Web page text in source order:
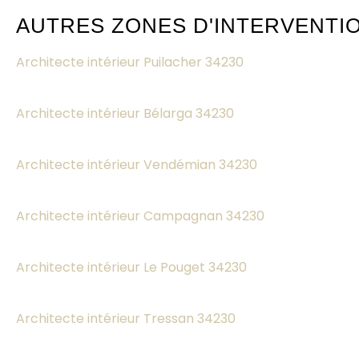
AUTRES ZONES
Architecte intérieur Puilacher 34230
Architecte intérieur Bélarga 34230
Architecte intérieur Vendémian 34230
Architecte intérieur Campagnan 34230
Architecte intérieur Le Pouget 34230
Architecte intérieur Tressan 34230